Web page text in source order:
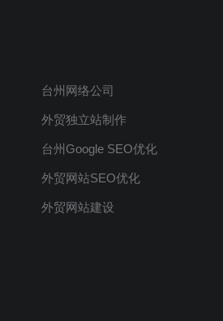
台州网络公司
外贸独立站制作
台州Google SEO优化
外贸网站SEO优化
外贸网站建设